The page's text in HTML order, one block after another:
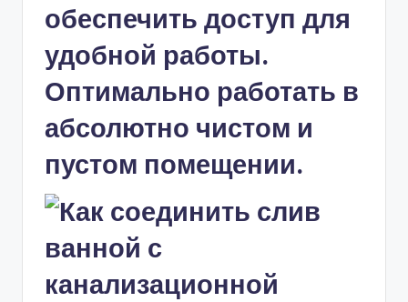
обеспечить доступ для
удобной работы.
Оптимально работать в
абсолютно чистом и
пустом помещении.